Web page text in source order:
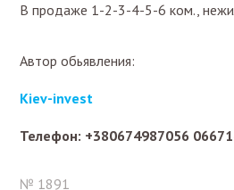
В продаже 1-2-3-4-5-6 ком.,
Автор обьявления:
Kiev-invest
Телефон: +380674987056
№ 1891